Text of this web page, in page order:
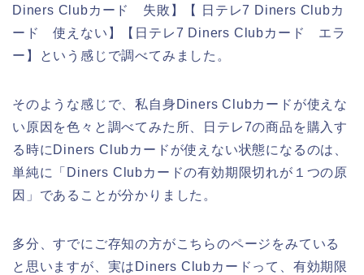
Diners Clubカード 失敗】【 日テレ7 Diners Clubカ
ード 使えない】【日テレ7 Diners Clubカード エラ
ー】という感じで調べてみました。
そのような感じで、私自身Diners Clubカードが使えな
い原因を色々と調べてみた所、日テレ7の商品を購入す
る時にDiners Clubカードが使えない状態になるのは、
単純に「Diners Clubカードの有効期限切れが１つの原
因」であることが分かりました。
多分、すでにご存知の方がこちらのページをみている
と思いますが、実はDiners Clubカードって、有効期限